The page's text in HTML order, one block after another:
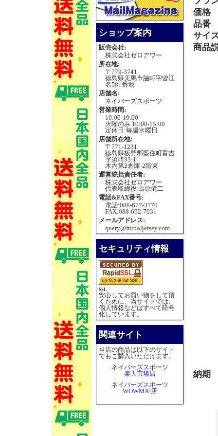
ショップ案内
販売会社:
株式会社ゼロアワー
所在地:
〒779-3741
徳島県美馬市脇町字曽江
名581番地
店舗名:
ネイバーズスポーツ
営業時間:
10:00-19:00
火曜のみ 10:00-15:00
定休日:毎週水曜日
店舗所在地:
〒771-1231
徳島県板野郡藍住町富吉
字須崎33-1
木内第2倉庫-2階東
運営統括責任者:
株式会社ゼロアワー
代表取締役 出原健二
電話&FAX番号:
電話:088-677-3170
FAX:088-692-7031
メールアドレス:
query@futboljersey.com
セキュリティ情報
SSL
安心してお買い物をして頂
くために、当サイトでは、
個人情報などはすべて暗号
化しています。
関連サイト
当店の商品は以下のサイト
でもご購入いただけます。
ネイバーズスポーツ
楽天市場店
ネイバーズスポーツ
WOWMA!店
価格
品番
サイ
商品
納期